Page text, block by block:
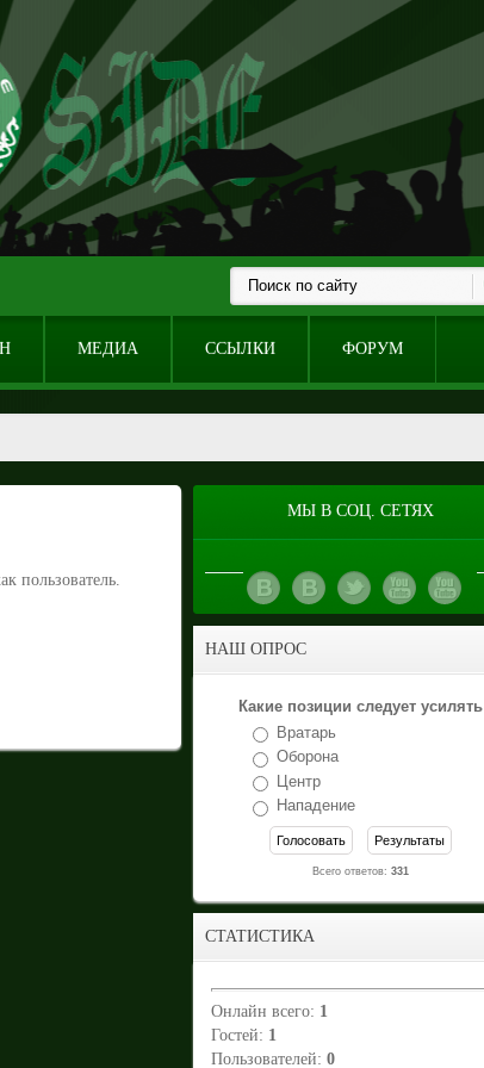
МЕДИА ССЫЛКИ ФОРУМ
пользователь.
МЫ В СОЦ. СЕТЯХ
НАШ ОПРОС
Какие позиции следует усилять
Вратарь
Оборона
Центр
Нападение
Всего ответов: 331
СТАТИСТИКА
Онлайн всего: 1
Гостей: 1
Пользователей: 0